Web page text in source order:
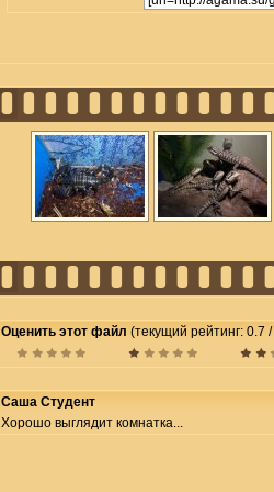
Оценить этот файл (текущий рейтинг: 0.7
Саша Студент
Хорошо выглядит комнатка...